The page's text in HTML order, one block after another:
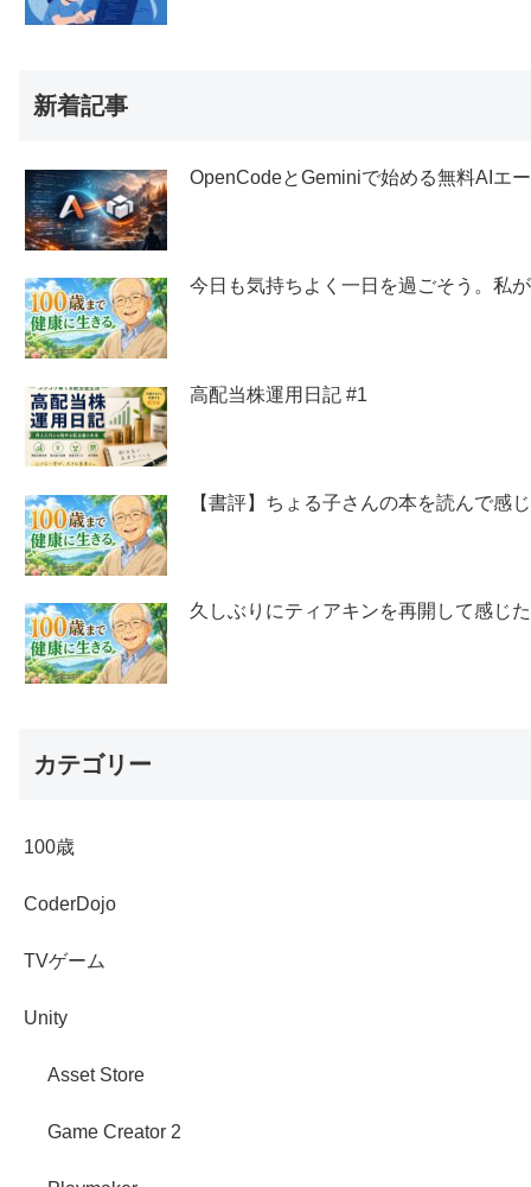
新着記事
OpenCodeとGeminiで始める無料AIエ
今日も気持ちよく一日を過ごそう。私
高配当株運用日記 #1
【書評】ちょる子さんの本を読んで感
久しぶりにティアキンを再開して感じ
カテゴリー
100歳
CoderDojo
TVゲーム
Unity
Asset Store
Game Creator 2